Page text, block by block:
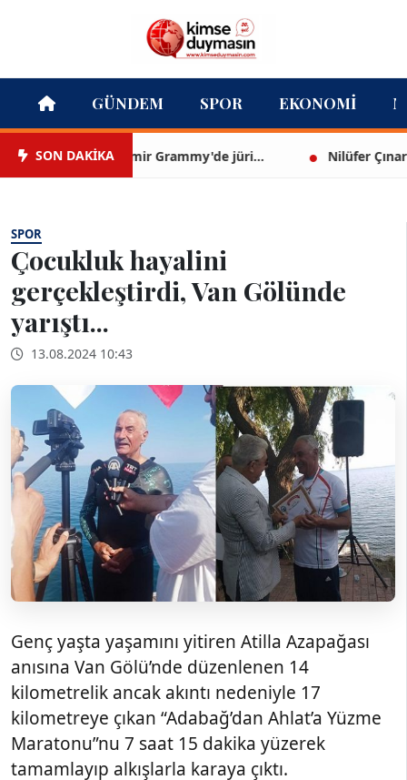
GÜNDEM SPOR EKONOMI
SON DAKİKA
Mert Demir Grammy'de jüri... Nilüfer Çınarlı
SPOR
Çocukluk hayalini
gerçekleştirdi, Van Gölünde
yarıştı...
13.08.2024 10:43
Genç yaşta yaşamını yitiren Atilla Azapağası
anısına Van Gölü’nde düzenlenen 14
kilometrelik ancak akıntı nedeniyle 17
kilometreye çıkan “Adabağ’dan Ahlat’a Yüzme
Maratonu”nu 7 saat 15 dakika yüzerek
tamamlayıp alkışlarla karaya çıktı.